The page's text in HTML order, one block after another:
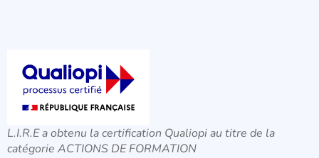
L.I.R.E a obtenu la certification Qualiopi au titre de la
catégorie ACTIONS DE FORMATION